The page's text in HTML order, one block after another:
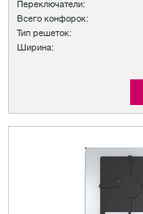
Переключатели:
Всего конфорок:
Тип решеток:
Ширина: